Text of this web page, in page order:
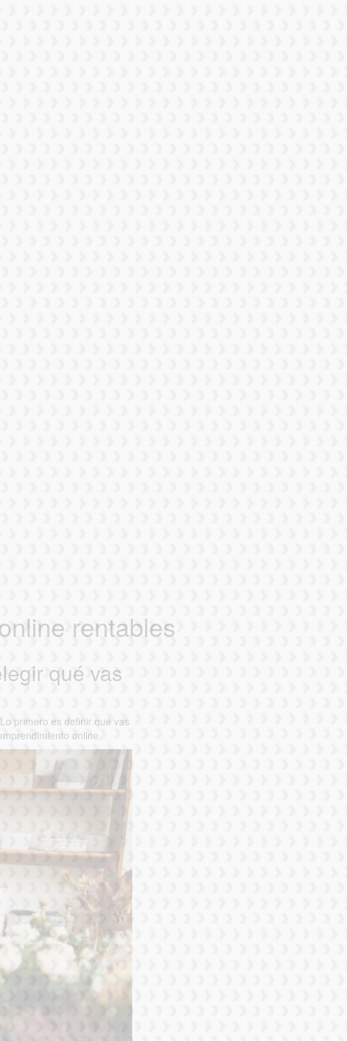
rentables
qué vas
primero es definir qué vas
online.